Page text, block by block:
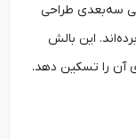
طراحی
این بالش
را تسکین دهد.